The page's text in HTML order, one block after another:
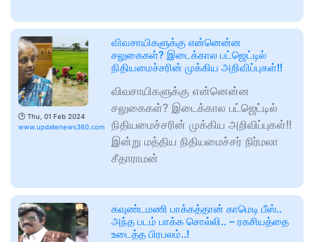
🕑 Thu, 01 Feb 2024
www.updatenews360.com
விவசாயிகளுக்கு என்னென்ன
சலுகைகள்? இடைக்கால பட்ஜெட்டில்
நிதியமைச்சரின் முக்கிய அறிவிப்புகள்!!
விவசாயிகளுக்கு என்னென்ன
சலுகைகள்? இடைக்கால பட்ஜெட்டில்
நிதியமைச்சரின் முக்கிய அறிவிப்புகள்!!
இன்று மத்திய நிதியமைச்சர் நிர்மலா
சீதாராமன்
கவுண்டமணி பாக்கத்தான் காமெடி பீஸ்..
அந்த படம் பாக்க சொல்லி.. – ரகசியத்தை
உடைத்த பிரபலம்..!